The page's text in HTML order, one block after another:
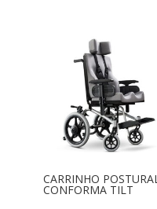
CARRINHO POSTURAL
CONFORMA TILT